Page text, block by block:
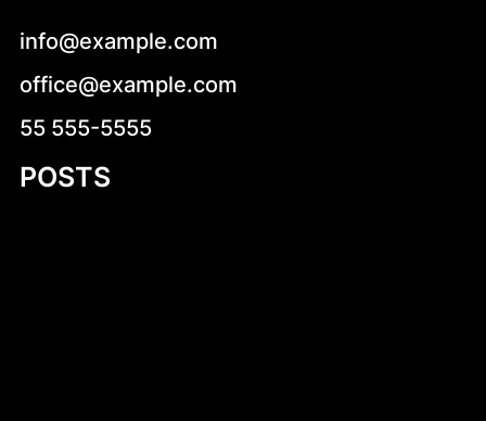
info@example.com
office@example.com
55 555-5555
POSTS